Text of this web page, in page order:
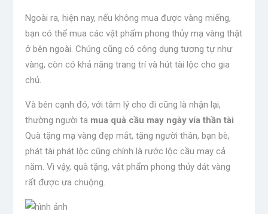
Ngoài ra, hiện nay, nếu không mua được vàng miếng,
bạn có thể mua các vật phẩm phong thủy mạ vàng thật
ở bên ngoài. Chúng cũng có công dụng tương tự như
vàng, còn có khả năng trang trí và hút tài lộc cho gia
chủ.
Và bên cạnh đó, với tâm lý cho đi cũng là nhận lại,
thường người ta mua quà cầu may ngày vía thần tài
Quà tặng mạ vàng đẹp mắt, tặng người thân, bạn bè,
phát tài phát lộc cũng chính là rước lộc cầu may cả
năm. Vì vậy, quà tặng, vật phẩm phong thủy dát vàng
rất được ưa chuộng.